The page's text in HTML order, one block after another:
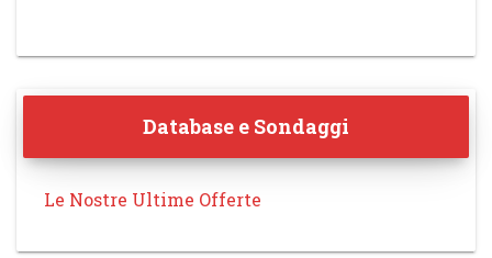
Database e Sondaggi
Le Nostre Ultime Offerte